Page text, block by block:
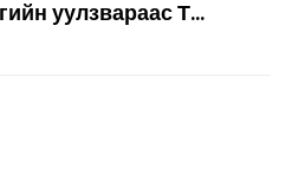
уулзвараас Т...